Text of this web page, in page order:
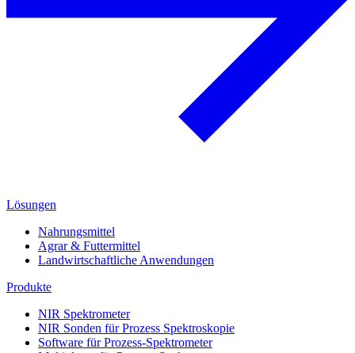
Lösungen
Nahrungsmittel
Agrar & Futtermittel
Landwirtschaftliche Anwendungen
Produkte
NIR Spektrometer
NIR Sonden für Prozess Spektroskopie
Software für Prozess-Spektrometer